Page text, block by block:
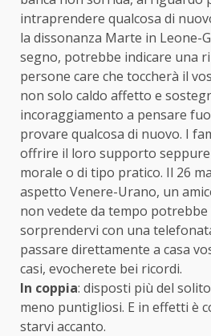
intraprendere qualcosa di
la dissonanza Marte in Leone-
segno, potrebbe indicare una
persone care che toccherà il
non solo caldo affetto e
incoraggiamento a pensare
provare qualcosa di nuovo. I
offrire il loro supporto seppure
morale o di tipo pratico. Il 26
aspetto Venere-Urano, un
non vedete da tempo
sorprendervi con una
passare direttamente a casa
casi, evocherete bei ricordi.
In coppia: disposti più del
meno puntigliosi. E in effetti è
starvi accanto.